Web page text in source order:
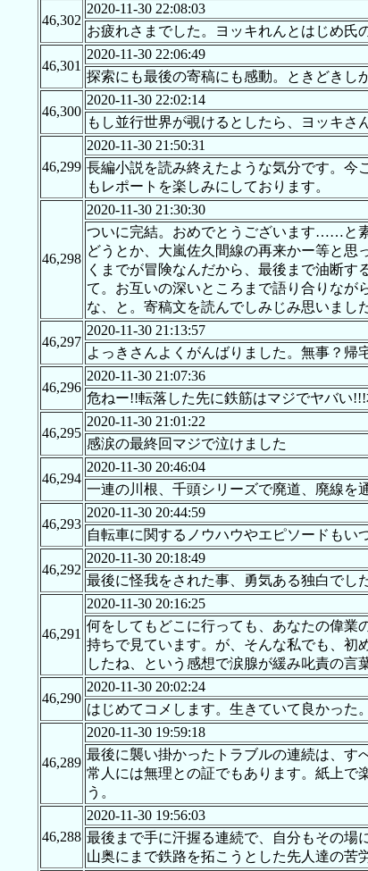
46,302
2020-11-30 22:08:03
お疲れさまでした。ヨッキれんとはじめ氏
46,301
2020-11-30 22:06:49
探索にも最後の寄稿にも感動。ときどきし
46,300
2020-11-30 22:02:14
もし並行世界が覗けるとしたら、ヨッキ
46,299
2020-11-30 21:50:31
長編小説を読み終えたような気分です。今
もレポートを楽しみにしております。
46,298
2020-11-30 21:30:30
ついに完結。おめでとうございます……と
どうとか、大嵐佐久間線の再来かー等と
くまでが冒険なんだから、最後まで油断
て。お互いの深いところまで語り合りなが
な、と。寄稿文を読んでしみじみ思いまし
46,297
2020-11-30 21:13:57
よっきさんよくがんばりました。無事？帰
46,296
2020-11-30 21:07:36
危ねー!!転落した先に鉄筋はマジでヤバい
46,295
2020-11-30 21:01:22
感涙の最終回マジで泣けました
46,294
2020-11-30 20:46:04
一連の川根、千頭シリーズで廃道、廃線を
46,293
2020-11-30 20:44:59
自転車に関するノウハウやエピソードもい
46,292
2020-11-30 20:18:49
最後に怪我をされた事、勇気ある独白でし
46,291
2020-11-30 20:16:25
何をしてもどこに行っても、あなたの偉業
持ちで見ています。が、そんな私でも、初
したね、という感想で涙腺が緩み叱責の言
46,290
2020-11-30 20:02:24
はじめてコメします。生きていて良かった。
46,289
2020-11-30 19:59:18
最後に襲い掛かったトラブルの連続は、す
常人には無理との証でもあります。紙上で
う。
46,288
2020-11-30 19:56:03
最後まで手に汗握る連続で、自分もその場
山奥にまで鉄路を拓こうとした先人達の苦